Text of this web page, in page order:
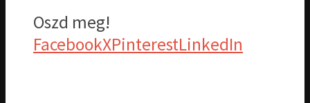
Oszd meg!
FacebookXPinterestLinkedIn